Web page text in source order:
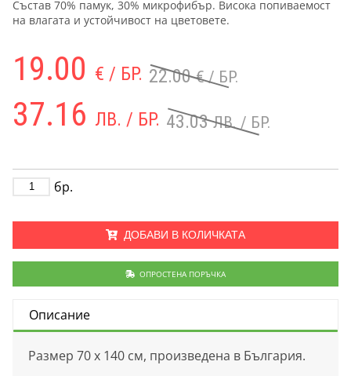
Състав 70% памук, 30% микрофибър. Висока попиваемост
на влагата и устойчивост на цветовете.
19.00 € / БР. 22.00€ / БР.
37.16 ЛВ. / БР. 43.03ЛВ. / БР.
бр.
ДОБАВИ В КОЛИЧКАТА
ОПРОСТЕНА ПОРЪЧКА
Описание
Размер 70 х 140 см, произведена в България.